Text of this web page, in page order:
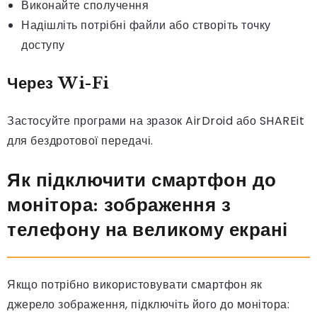
Виконайте сполучення
Надішліть потрібні файли або створіть точку
доступу
Через Wi-Fi
Застосуйте програми на зразок AirDroid або SHAREit
для бездротової передачі.
Як підключити смартфон до
монітора: зображення з
телефону на великому екрані
Якщо потрібно використовувати смартфон як
джерело зображення, підключіть його до монітора: